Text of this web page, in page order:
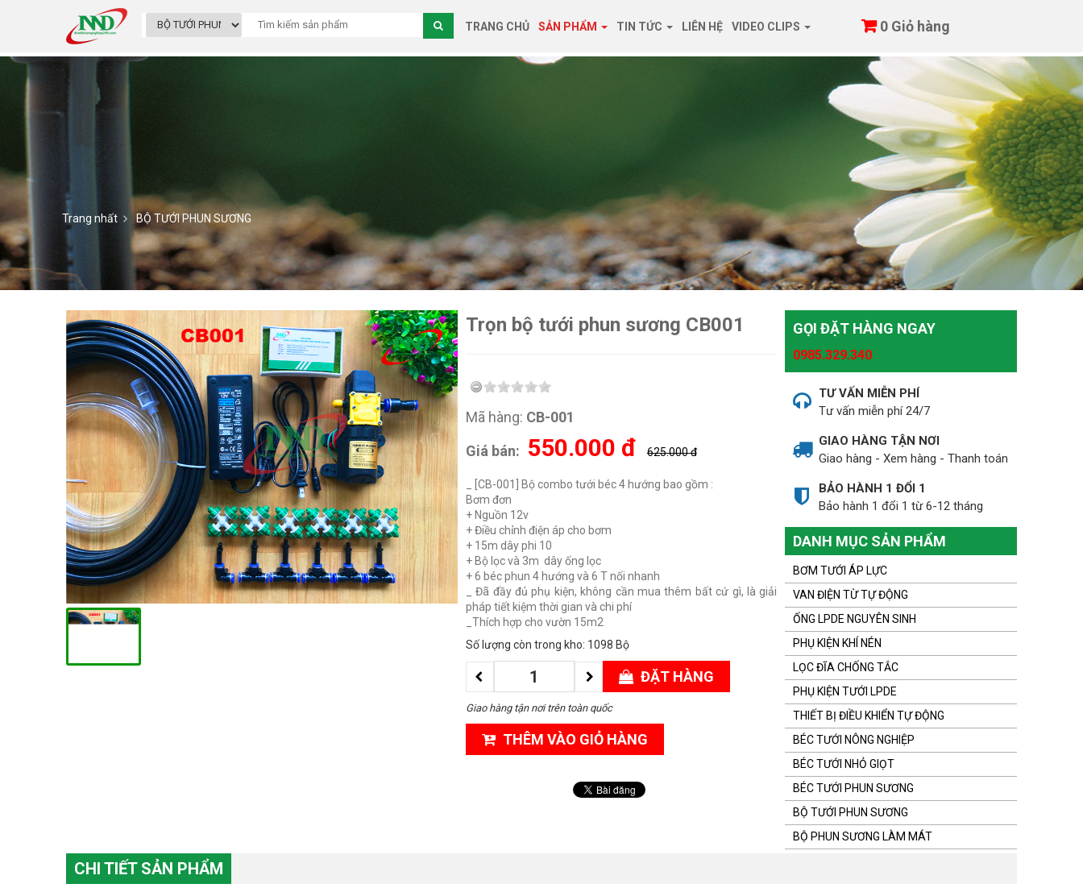
TRANG CHỦ SẢN PHẨM TIN TỨC LIÊN HỆ VIDEO CLIPS 0 Giỏ hàng
Trang nhất BỘ TƯỚI PHUN SƯƠNG
Trọn bộ tưới phun sương CB001
Mã hàng: CB-001
Giá bán: 550.000 đ 625.000 đ
_ [CB-001] Bộ combo tưới béc 4 hướng bao gồm :
Bơm đơn
+ Nguồn 12v
+ Điều chỉnh điện áp cho bơm
+ 15m dây phi 10
+ Bộ lọc và 3m dây ống lọc
+ 6 béc phun 4 hướng và 6 T nối nhanh
_ Đã đầy đủ phụ kiện, không cần mua thêm bất cứ gì, là giải
pháp tiết kiệm thời gian và chi phí
_Thích hợp cho vườn 15m2
Số lượng còn trong kho: 1098 Bộ
ĐẶT HÀNG
Giao hàng tận nơi trên toàn quốc
THÊM VÀO GIỎ HÀNG
GỌI ĐẶT HÀNG NGAY
0985.329.340
TƯ VẤN MIỄN PHÍ
Tư vấn miễn phí 24/7
GIAO HÀNG TẬN NƠI
Giao hàng - Xem hàng - Thanh toán
BẢO HÀNH 1 ĐỔI 1
Bảo hành 1 đổi 1 từ 6-12 tháng
DANH MỤC SẢN PHẨM
BƠM TƯỚI ÁP LỰC
VAN ĐIỆN TỪ TỰ ĐỘNG
ỐNG LPDE NGUYÊN SINH
PHỤ KIỆN KHÍ NÉN
LỌC ĐĨA CHỐNG TẮC
PHỤ KIỆN TƯỚI LPDE
THIẾT BỊ ĐIỀU KHIỂN TỰ ĐỘNG
BÉC TƯỚI NÔNG NGHIỆP
BÉC TƯỚI NHỎ GIỌT
BÉC TƯỚI PHUN SƯƠNG
BỘ TƯỚI PHUN SƯƠNG
BỘ PHUN SƯƠNG LÀM MÁT
CHI TIẾT SẢN PHẨM